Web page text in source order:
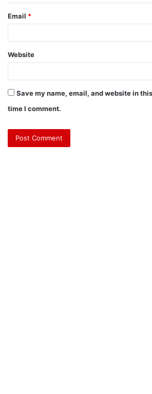
Email *
Website
Save my name, email, and website in
time I comment.